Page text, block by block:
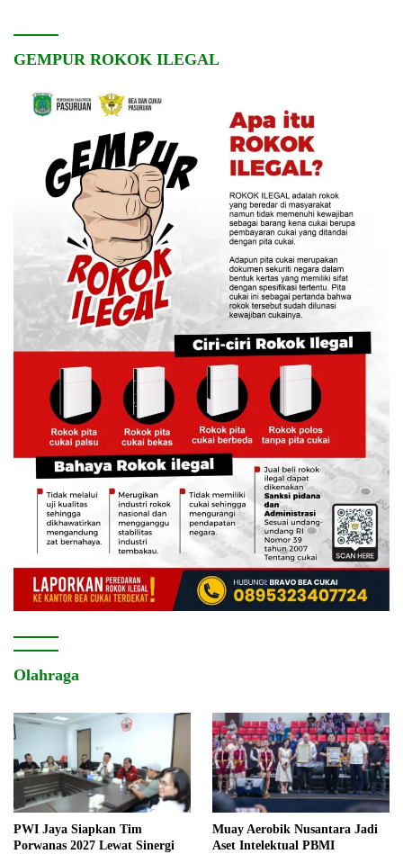
GEMPUR ROKOK ILEGAL
Olahraga
PWI Jaya Siapkan Tim
Porwanas 2027 Lewat Sinergi
Muay Aerobik Nusantara Jadi
Aset Intelektual PBMI